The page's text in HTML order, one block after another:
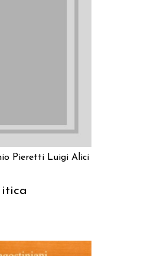
Pieretti Luigi Alici